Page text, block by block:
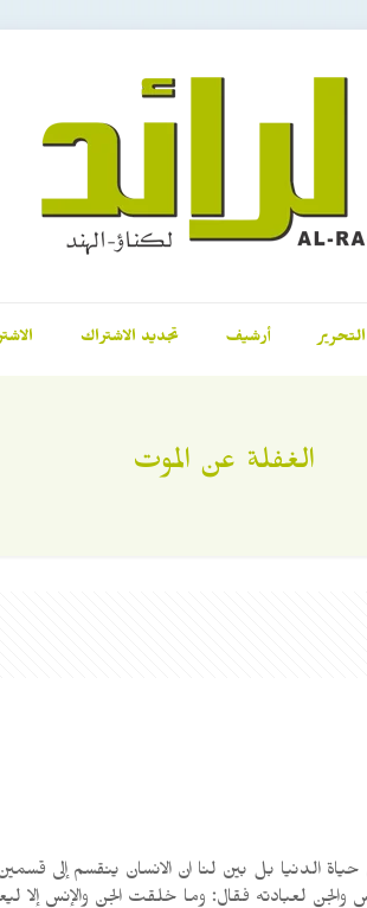
أرشيف تجديد الاشتراك
الغفلة عن الموت
حياة الدنيا بل بين لنا ان الانسان ينقسم إلى
والجن لعبادته فقال: وما خلقت الجن والإنس